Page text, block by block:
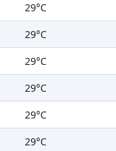
29°C
29°C
29°C
29°C
29°C
29°C